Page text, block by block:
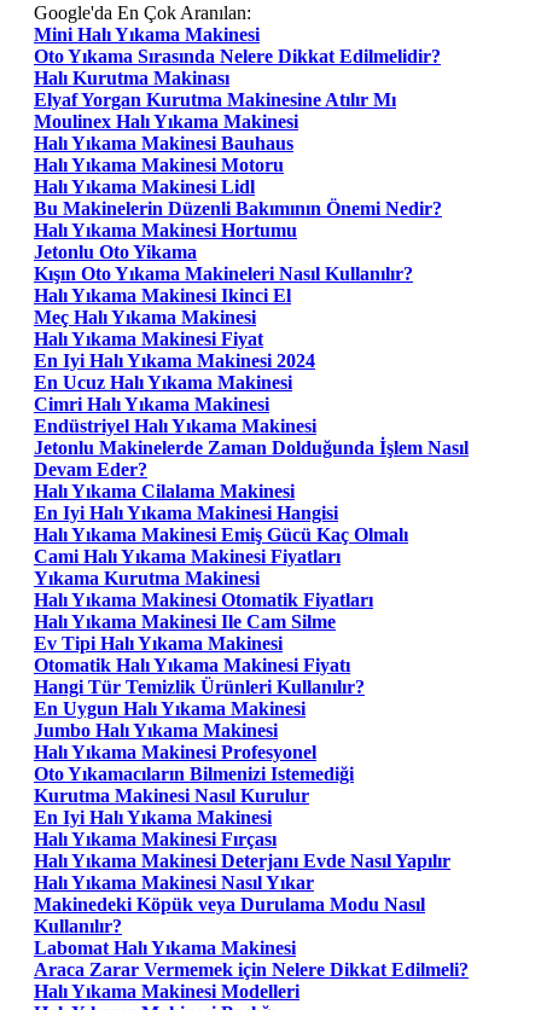
Google'da En Çok Aranılan:
Mini Halı Yıkama Makinesi
Oto Yıkama Sırasında Nelere Dikkat Edilmelidir?
Halı Kurutma Makinası
Elyaf Yorgan Kurutma Makinesine Atılır Mı
Moulinex Halı Yıkama Makinesi
Halı Yıkama Makinesi Bauhaus
Halı Yıkama Makinesi Motoru
Halı Yıkama Makinesi Lidl
Bu Makinelerin Düzenli Bakımının Önemi Nedir?
Halı Yıkama Makinesi Hortumu
Jetonlu Oto Yikama
Kışın Oto Yıkama Makineleri Nasıl Kullanılır?
Halı Yıkama Makinesi Ikinci El
Meç Halı Yıkama Makinesi
Halı Yıkama Makinesi Fiyat
En Iyi Halı Yıkama Makinesi 2024
En Ucuz Halı Yıkama Makinesi
Cimri Halı Yıkama Makinesi
Endüstriyel Halı Yıkama Makinesi
Jetonlu Makinelerde Zaman Dolduğunda İşlem Nasıl
Devam Eder?
Halı Yıkama Cilalama Makinesi
En Iyi Halı Yıkama Makinesi Hangisi
Halı Yıkama Makinesi Emiş Gücü Kaç Olmalı
Cami Halı Yıkama Makinesi Fiyatları
Yıkama Kurutma Makinesi
Halı Yıkama Makinesi Otomatik Fiyatları
Halı Yıkama Makinesi Ile Cam Silme
Ev Tipi Halı Yıkama Makinesi
Otomatik Halı Yıkama Makinesi Fiyatı
Hangi Tür Temizlik Ürünleri Kullanılır?
En Uygun Halı Yıkama Makinesi
Jumbo Halı Yıkama Makinesi
Halı Yıkama Makinesi Profesyonel
Oto Yıkamacıların Bilmenizi Istemediği
Kurutma Makinesi Nasıl Kurulur
En Iyi Halı Yıkama Makinesi
Halı Yıkama Makinesi Fırçası
Halı Yıkama Makinesi Deterjanı Evde Nasıl Yapılır
Halı Yıkama Makinesi Nasıl Yıkar
Makinedeki Köpük veya Durulama Modu Nasıl
Kullanılır?
Labomat Halı Yıkama Makinesi
Araca Zarar Vermemek için Nelere Dikkat Edilmeli?
Halı Yıkama Makinesi Modelleri